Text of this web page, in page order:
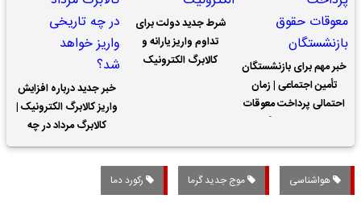
خبر مهم برای بازنشستگان
تأمین اجتماعی | زمان
احتمالی پرداخت معوقات
شرط جدید دولت برای
تداوم واریز یارانه و
کالابرگ الکترونیک
خبر جدید درباره افزایش
واریز کالابرگ الکترونیک |
کالابرگ مرداد در چه
تاریخی واریز خواهد شد؟
هواشناسی موج جدید گرما رکورد دما